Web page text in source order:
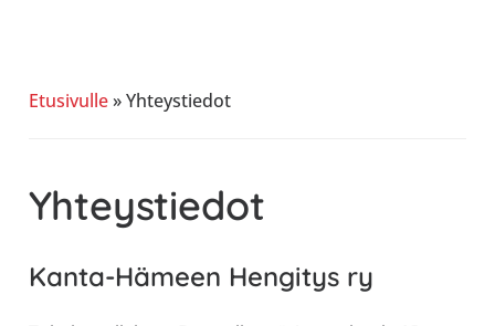
Hengitys
Etusivulle»Yhteystiedot
Yhteystiedot
Kanta-Hämeen Hengitys ry